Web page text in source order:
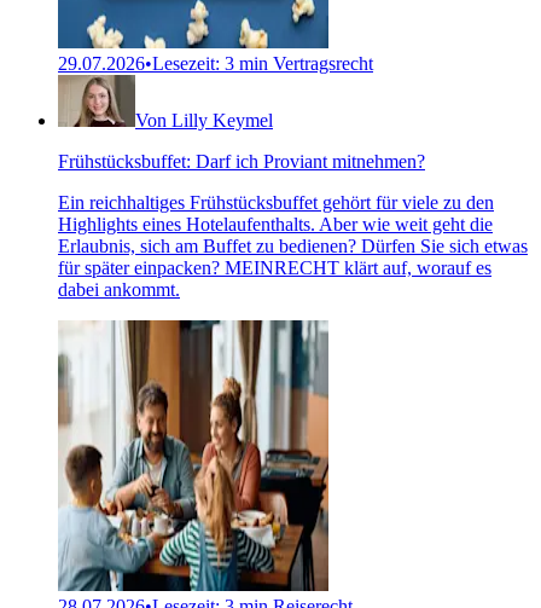
29.07.2026•Lesezeit: 3 min Vertragsrecht
Von Lilly Keymel
Frühstücksbuffet: Darf ich Proviant mitnehmen?
Ein reichhaltiges Frühstücksbuffet gehört für viele zu den
Highlights eines Hotelaufenthalts. Aber wie weit geht die
Erlaubnis, sich am Buffet zu bedienen? Dürfen Sie sich etwas
für später einpacken? MEINRECHT klärt auf, worauf es
dabei ankommt.